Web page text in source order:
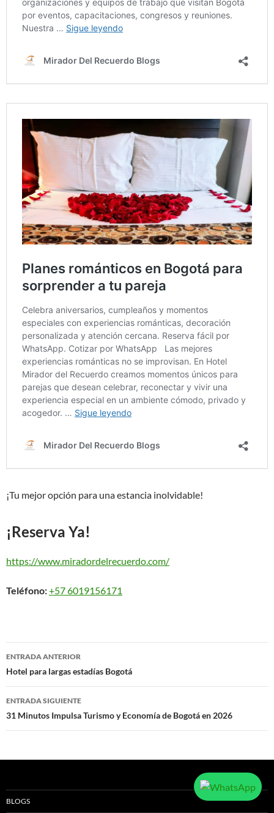
¡Tu mejor opción para una estancia inolvidable!
¡Reserva Ya!
https://www.miradordelrecuerdo.com/
Teléfono:+57 6019156171
Navegación
de
entradas
ENTRADA ANTERIOR
Hotel para largas estadías Bogotá
ENTRADA SIGUIENTE
31 Minutos Impulsa Turismo y Economía de Bogotá en 2026
BLOGS